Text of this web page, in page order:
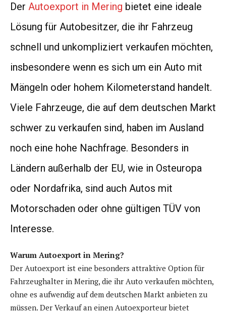
Der Autoexport in Mering bietet eine ideale
Lösung für Autobesitzer, die ihr Fahrzeug
schnell und unkompliziert verkaufen möchten,
insbesondere wenn es sich um ein Auto mit
Mängeln oder hohem Kilometerstand handelt.
Viele Fahrzeuge, die auf dem deutschen Markt
schwer zu verkaufen sind, haben im Ausland
noch eine hohe Nachfrage. Besonders in
Ländern außerhalb der EU, wie in Osteuropa
oder Nordafrika, sind auch Autos mit
Motorschaden oder ohne gültigen TÜV von
Interesse.
Warum Autoexport in Mering?
Der Autoexport ist eine besonders attraktive Option für
Fahrzeughalter in Mering, die ihr Auto verkaufen möchten,
ohne es aufwendig auf dem deutschen Markt anbieten zu
müssen. Der Verkauf an einen Autoexporteur bietet